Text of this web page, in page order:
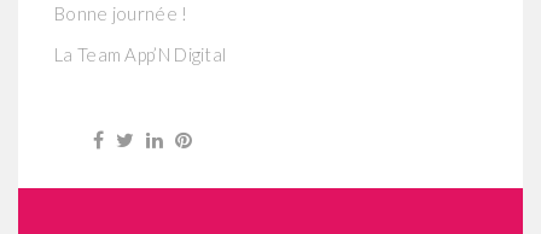
Bonne journée !
La Team App’N Digital